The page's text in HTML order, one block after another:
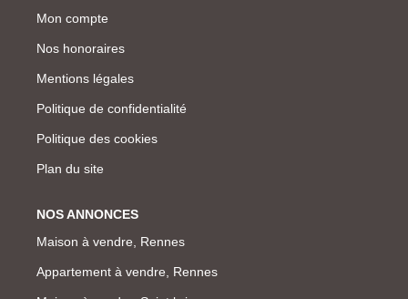
Mon compte
Nos honoraires
Mentions légales
Politique de confidentialité
Politique des cookies
Plan du site
NOS ANNONCES
Maison à vendre, Rennes
Appartement à vendre, Rennes